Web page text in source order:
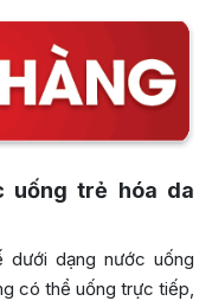
uống trẻ hóa da
dưới dạng nước uống
có thể uống trực tiếp,